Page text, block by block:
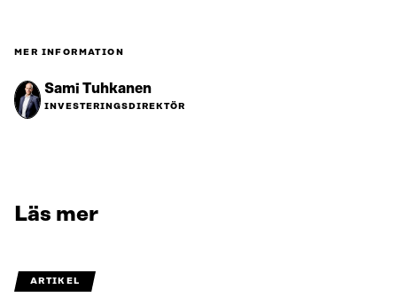
MER INFORMATION
Sami Tuhkanen
INVESTERINGSDIREKTÖR
Läs mer
ARTIKEL